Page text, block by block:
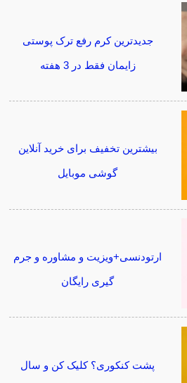
جدیدترین کرم رفع ترک پوستی
زایمان فقط در 3 هفته
بیشترین تخفیف برای خرید آنلاین
گوشی موبایل
ارتودنسی+ویزیت و مشاوره و جرم
گیری رایگان
پشت کنکوری؟ کلیک کن و سال